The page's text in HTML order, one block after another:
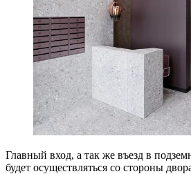
Главный вход, а так же въезд в
будет осуществляться со стороны